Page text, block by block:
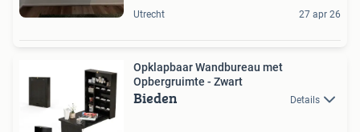
Utrecht 27 apr 26
Opklapbaar Wandbureau met
Opbergruimte - Zwart
Bieden Details